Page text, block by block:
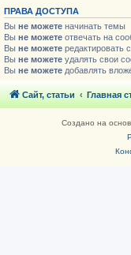
ПРАВА ДОСТУПА
Вы не можете начинать темы
Вы не можете отвечать на
Вы не можете редактировать
Вы не можете удалять свои
Вы не можете добавлять
Сайт, статьи Главная
Создано на